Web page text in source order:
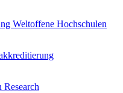
Weltoffene Hochschulen
Research